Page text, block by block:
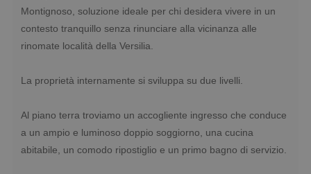
Montignoso, soluzione ideale per chi desidera vivere in un
contesto tranquillo senza rinunciare alla vicinanza alle
rinomate località della Versilia.
La proprietà internamente si sviluppa su due livelli.
Al piano terra troviamo un accogliente ingresso che conduce
a un ampio e luminoso doppio soggiorno, una cucina
abitabile, un comodo ripostiglio e un primo bagno di servizio.